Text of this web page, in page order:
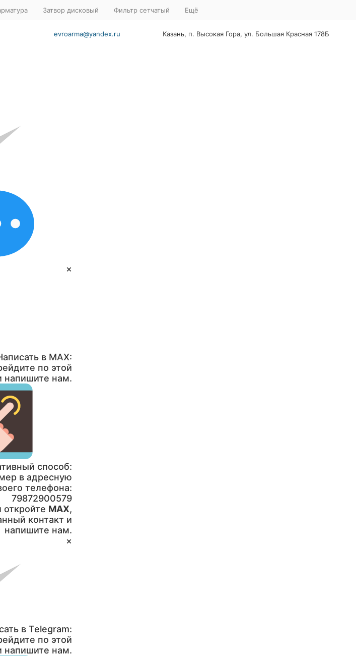
Затвор дисковый Фильтр сетчатый Ещё
×
в MAX:
по этой
напишите нам.
способ:
в адресную
телефона:
79872900579
откройте MAX,
контакт и
напишите нам.
×
в Telegram:
по этой
напишите нам.
evroarma@yandex.ru Казань, п. Высокая Гора, ул. Большая Красная 178Б